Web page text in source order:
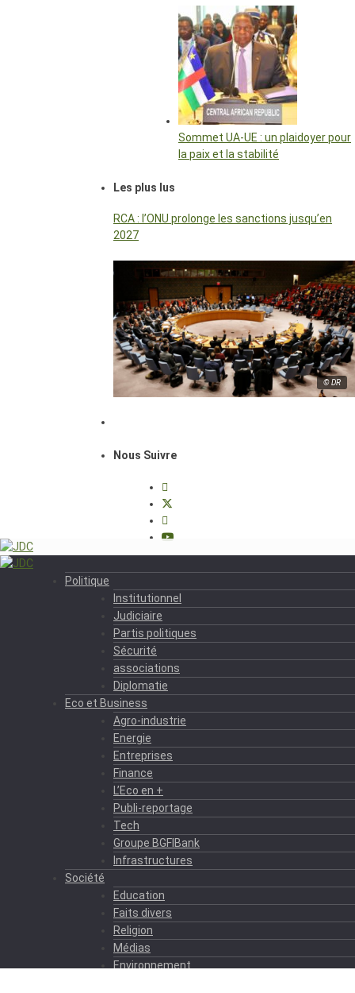
Sommet UA-UE : un plaidoyer pour
la paix et la stabilité
Les plus lus
RCA : l’ONU prolonge les sanctions jusqu’en
2027
© DR
Nous Suivre
Politique
Institutionnel
Judiciaire
Partis politiques
Sécurité
associations
Diplomatie
Eco et Business
Agro-industrie
Energie
Entreprises
Finance
L’Eco en +
Publi-reportage
Tech
Groupe BGFIBank
Infrastructures
Société
Education
Faits divers
Religion
Médias
Environnement